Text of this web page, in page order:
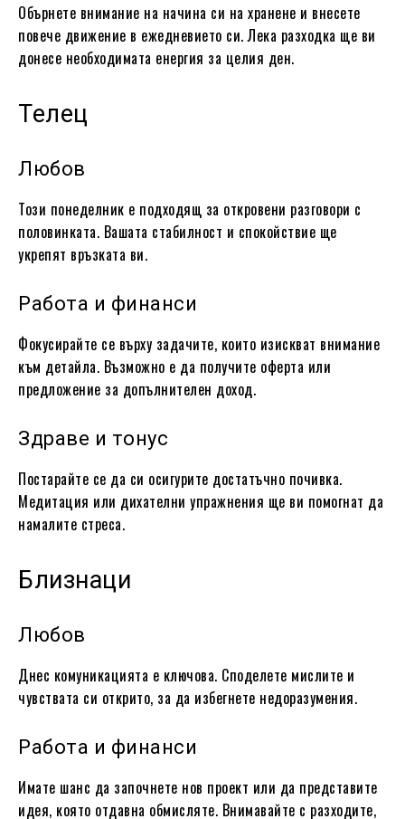
Обърнете внимание на начина си на хранене и внесете
повече движение в ежедневието си. Лека разходка ще ви
донесе необходимата енергия за целия ден.
Телец
Любов
Този понеделник е подходящ за откровени разговори с
половинката. Вашата стабилност и спокойствие ще
укрепят връзката ви.
Работа и финанси
Фокусирайте се върху задачите, които изискват внимание
към детайла. Възможно е да получите оферта или
предложение за допълнителен доход.
Здраве и тонус
Постарайте се да си осигурите достатъчно почивка.
Медитация или дихателни упражнения ще ви помогнат да
намалите стреса.
Близнаци
Любов
Днес комуникацията е ключова. Споделете мислите и
чувствата си открито, за да избегнете недоразумения.
Работа и финанси
Имате шанс да започнете нов проект или да представите
идея, която отдавна обмисляте. Внимавайте с разходите,